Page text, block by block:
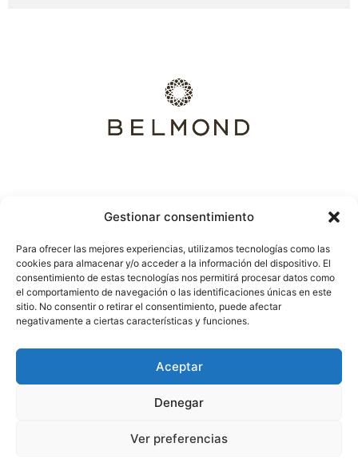
Gestionar consentimiento
Para ofrecer las mejores experiencias, utilizamos tecnologías como las
cookies para almacenar y/o acceder a la información del dispositivo. El
consentimiento de estas tecnologías nos permitirá procesar datos como
el comportamiento de navegación o las identificaciones únicas en este
sitio. No consentir o retirar el consentimiento, puede afectar
negativamente a ciertas características y funciones.
Aceptar
Denegar
Ver preferencias
Destinos
destacados
Lunas de miel
Viajes a medida
C. Alonso Cano
66 (Madrid)
Avenida
República
Argentina 25
(Sevilla)
Teléfono. 910 421
condiciones|Cláusulas